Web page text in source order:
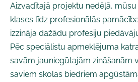
Aizvadītajā projektu nedēļā, mūsu
klases līdz profesionālās
izzināja dažādu profesiju
Pēc speciālistu apmeklējuma
savām jauniegūtajām zināšanām
saviem skolas biedriem